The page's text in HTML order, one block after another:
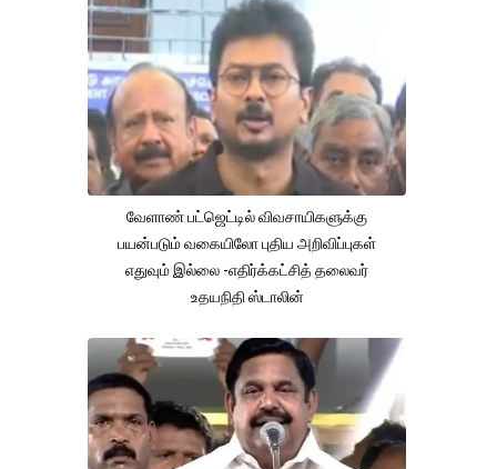
வேளாண் பட்ஜெட்டில் விவசாயிகளுக்கு
பயன்படும் வகையிலோ புதிய அறிவிப்புகள்
எதுவும் இல்லை -எதிர்க்கட்சித் தலைவர்
உதயநிதி ஸ்டாலின்